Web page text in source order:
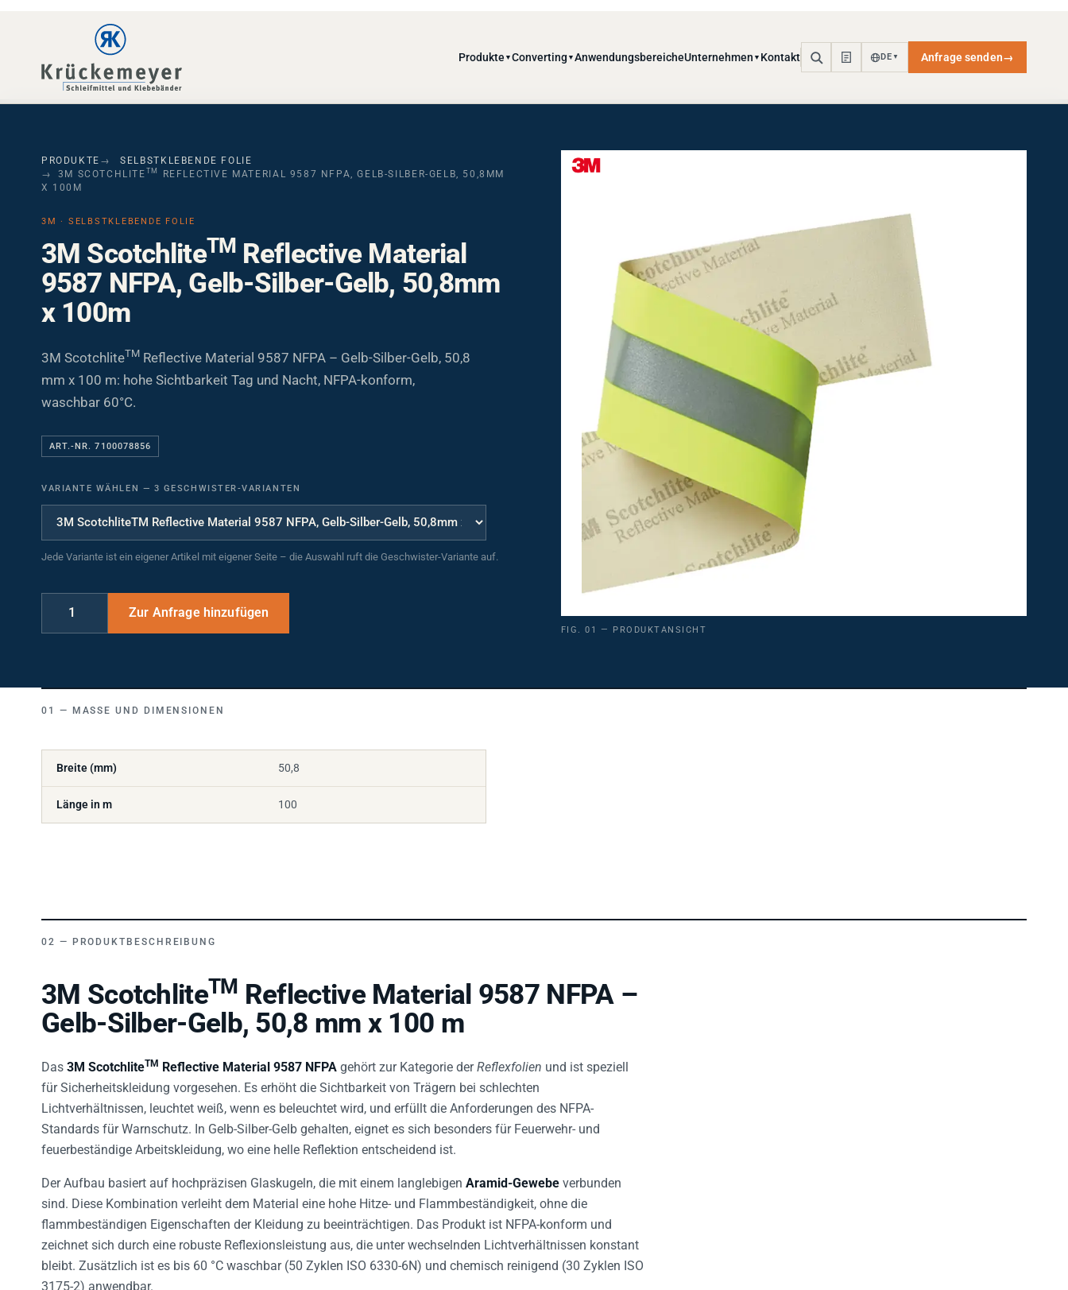
Kontakt DE
3M SCOTCHLITE TM REFLECTIVE MATERIAL 9587 NFPA, GELB-SILBER-GELB, 50,8MM
X 100M
3M ScotchliteTMReflective Material
9587 NFPA, Gelb-Silber-Gelb, 50,8mm
x 100m
3M Scotchlite TM Reflective Material 9587 NFPA – Gelb-Silber-Gelb, 50,8
mm x 100 m: hohe Sichtbarkeit Tag und Nacht, NFPA-konform,
waschbar 60°C.
ART.-NR. 7100078856
VARIANTE WÄHLEN
Jede Variante ist ein eigener Artikel mit eigener Seite – die Auswahl ruft die Geschwister-Variante auf.
MASSE UND DIMENSIONEN
Breite (mm) 50,8
Länge in m 100
PRODUKTBESCHREIBUNG
3M ScotchliteTM Reflective Material 9587 NFPA –
Gelb-Silber-Gelb, 50,8 mm x 100 m
Das 3M ScotchliteTM Reflective Material 9587 NFPA gehört zur Kategorie der Reflexfolien und ist speziell
für Sicherheitskleidung vorgesehen. Es erhöht die Sichtbarkeit von Trägern bei schlechten
Lichtverhältnissen, leuchtet weiß, wenn es beleuchtet wird, und erfüllt die Anforderungen des NFPA-
Standards für Warnschutz. In Gelb-Silber-Gelb gehalten, eignet es sich besonders für Feuerwehr- und
feuerbeständige Arbeitskleidung, wo eine helle Reflektion entscheidend ist.
Der Aufbau basiert auf hochpräzisen Glaskugeln, die mit einem langlebigen Aramid-Gewebe verbunden
sind. Diese Kombination verleiht dem Material eine hohe Hitze- und Flammbeständigkeit, ohne die
flammbeständigen Eigenschaften der Kleidung zu beeinträchtigen. Das Produkt ist NFPA-konform und
zeichnet sich durch eine robuste Reflexionsleistung aus, die unter wechselnden Lichtverhältnissen konstant
bleibt. Zusätzlich ist es bis 60 °C waschbar (50 Zyklen ISO 6330-6N) und chemisch reinigend (30 Zyklen ISO
3175-2) anwendbar.